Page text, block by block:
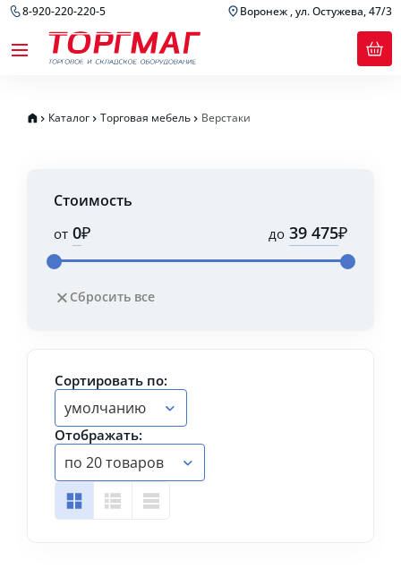
8-920-220-220-5 Воронеж , ул. Остужева, 47/3
Каталог Торговая мебель Верстаки
Стоимость
от ₽ до ₽
Сбросить все
Сортировать по:
умолчанию
Отображать:
по 20 товаров